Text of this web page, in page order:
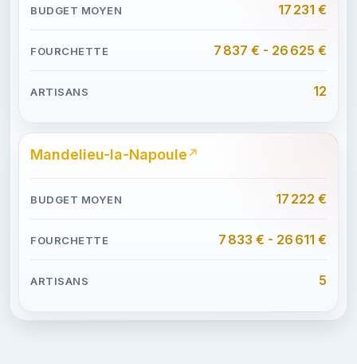
17 231 €
7 837 € - 26 625 €
12
Mandelieu-la-Napoule
17 222 €
7 833 € - 26 611 €
5